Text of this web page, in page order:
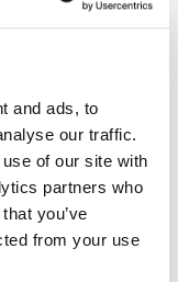
and ads, to
our traffic.
of our site with
partners who
you’ve
from your use
mötesplats där
och tillresta
som ledde till